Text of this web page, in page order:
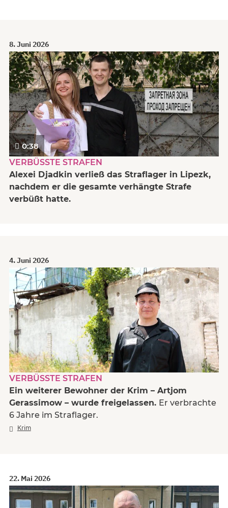
8. Juni 2026
0:38
VERBÜSSTE STRAFEN
Alexei Djadkin verließ das Straflager in Lipezk,
nachdem er die gesamte verhängte Strafe
verbüßt hatte.
4. Juni 2026
VERBÜSSTE STRAFEN
Ein weiterer Bewohner der Krim – Artjom
Gerassimow – wurde freigelassen. Er verbrachte
6 Jahre im Straflager.
Krim
22. Mai 2026